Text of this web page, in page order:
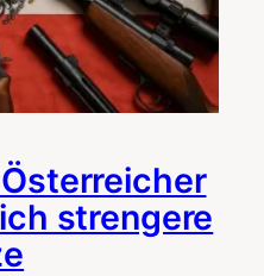
strengere